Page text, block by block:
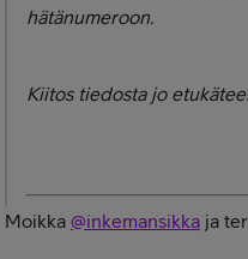
hätänumeroon.
Kiitos tiedosta jo
Moikka @inkemansikka ja